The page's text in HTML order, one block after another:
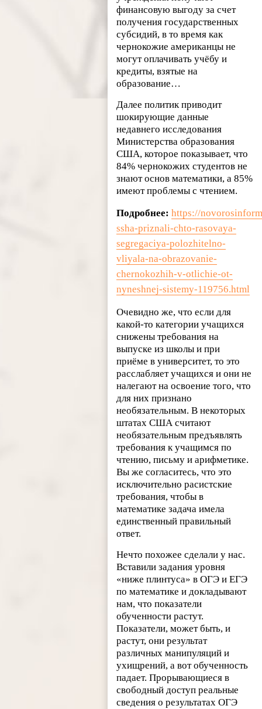
финансовую выгоду за счет
получения государственных
субсидий, в то время как
чернокожие американцы не
могут оплачивать учёбу и
кредиты, взятые на
образование…
Далее политик приводит
шокирующие данные
недавнего исследования
Министерства образования
США, которое показывает, что
84% чернокожих студентов не
знают основ математики, а 85%
имеют проблемы с чтением.
Подробнее:https://
ssha-priznali-chto-rasovaya-
segregaciya-polozhitelno-
vliyala-na-obrazovanie-
chernokozhih-v-otlichie-ot-
nyneshnej-sistemy-119756.html
Очевидно же, что если для
какой-то категории учащихся
снижены требования на
выпуске из школы и при
приёме в университет, то это
расслабляет учащихся и они не
налегают на освоение того, что
для них признано
необязательным. В некоторых
штатах США считают
необязательным предъявлять
требования к учащимся по
чтению, письму и арифметике.
Вы же согласитесь, что это
исключительно расистские
требования, чтобы в
математике задача имела
единственный правильный
ответ.
Нечто похожее сделали у нас.
Вставили задания уровня
«ниже плинтуса» в ОГЭ и ЕГЭ
по математике и докладывают
нам, что показатели
обученности растут.
Показатели, может быть, и
растут, они результат
различных манипуляций и
ухищрений, а вот обученность
падает. Прорывающиеся в
свободный доступ реальные
сведения о результатах ОГЭ